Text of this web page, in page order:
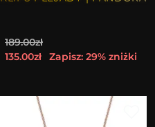
189.00zł
135.00zł
Zapisz: 29% zniżki